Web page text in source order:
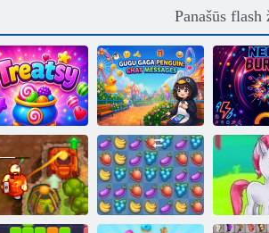
Panašūs flash
Treatsy
Gugu Gaga
pingvinas:
pokalbių
pranešimai